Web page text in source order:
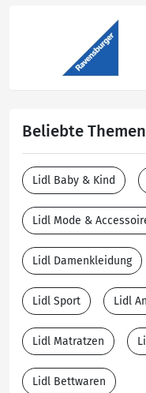
Beliebte Themen
Lidl Baby & Kind
Lidl Mode &
Lidl Damenkleidung
Lidl Sport Lidl
Lidl Matratzen
Lidl Bettwaren